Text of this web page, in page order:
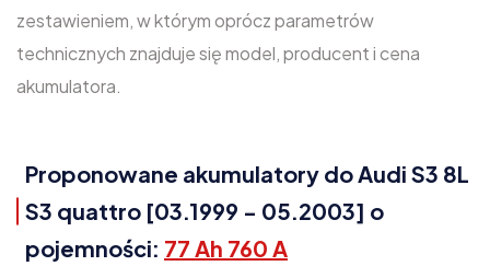
zestawieniem, w którym oprócz parametrów
technicznych znajduje się model, producent i cena
akumulatora.
Proponowane akumulatory do Audi S3 8L
S3 quattro [03.1999 - 05.2003] o
pojemności: 77 Ah 760 A